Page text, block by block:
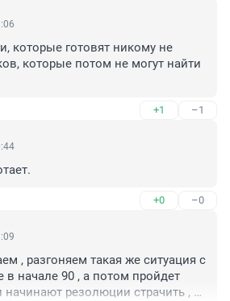
которые готовят никому не
которые потом не могут найти
в Тольятти, нужно сотавить
но таких, где учат..
+1 –1
+0 –0
, разгоняем такая же ситуация с
начале 90 , а потом пройдет
резолюции страчить ,